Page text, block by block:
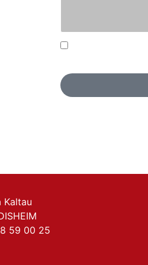
Kaltau
59 00 25